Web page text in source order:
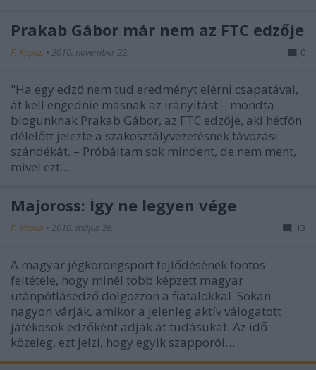
Prakab Gábor már nem az FTC edzője
F. Kapus • 2010. november 22. 0
"Ha egy edző nem tud eredményt elérni csapatával,
át kell engednie másnak az irányítást – mondta
blogunknak Prakab Gábor, az FTC edzője, aki hétfőn
délelőtt jelezte a szakosztályvezetésnek távozási
szándékát. – Próbáltam sok mindent, de nem ment,
mivel ezt…
Majoross: Így ne legyen vége
F. Kapus • 2010. május 26. 13
A magyar jégkorongsport fejlődésének fontos
feltétele, hogy minél több képzett magyar
utánpótlásedző dolgozzon a fiatalokkal. Sokan
nagyon várják, amikor a jelenleg aktív válogatott
játékosok edzőként adják át tudásukat. Az idő
közeleg, ezt jelzi, hogy egyik szapporói…